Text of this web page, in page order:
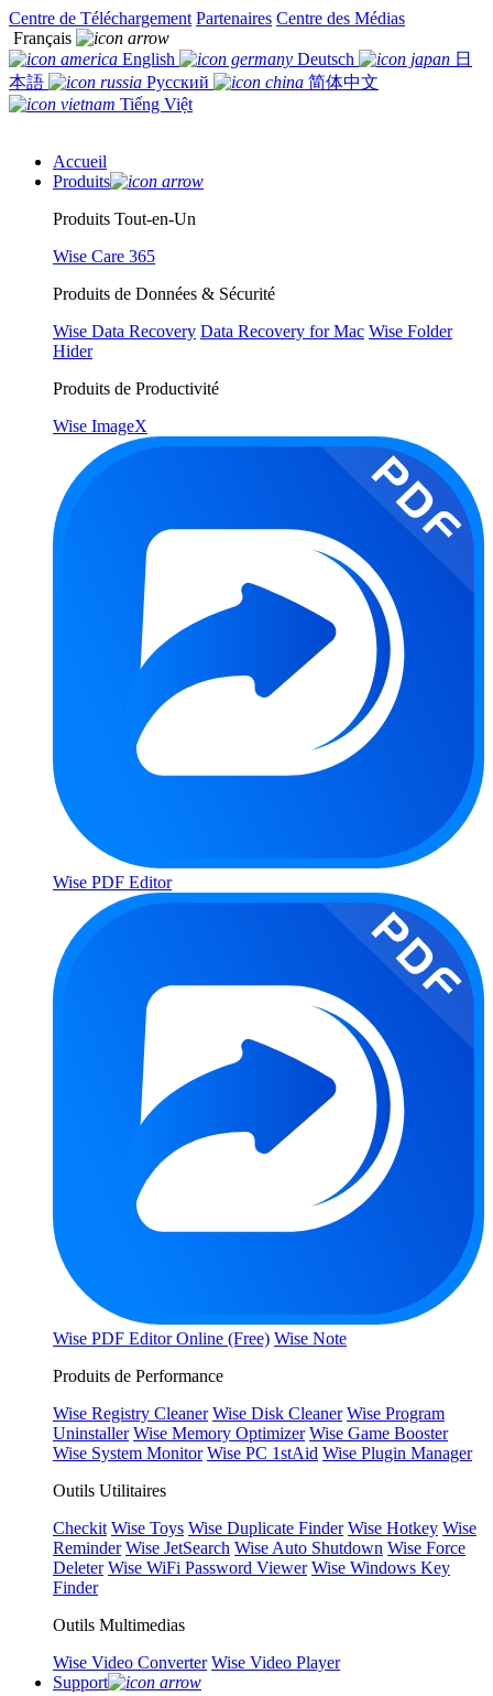
Centre de Téléchargement Partenaires Centre des Médias
Français
English
Deutsch
日
本語
Русский
简体中文
Tiếng Việt
Accueil
Produits
Produits Tout-en-Un
Wise Care 365
Produits de Données & Sécurité
Wise Data Recovery Data Recovery for Mac Wise Folder
Hider
Produits de Productivité
Wise ImageX
Wise PDF Editor
Wise PDF Editor Online (Free) Wise Note
Produits de Performance
Wise Registry Cleaner Wise Disk Cleaner Wise Program
Uninstaller Wise Memory Optimizer Wise Game Booster
Wise System Monitor Wise PC 1stAid Wise Plugin Manager
Outils Utilitaires
Checkit Wise Toys Wise Duplicate Finder Wise Hotkey Wise
Reminder Wise JetSearch Wise Auto Shutdown Wise Force
Deleter Wise WiFi Password Viewer Wise Windows Key
Finder
Outils Multimedias
Wise Video Converter Wise Video Player
Support